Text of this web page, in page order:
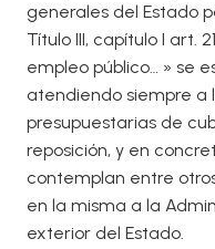
generales del Estado
Título III, capítulo I art.
empleo público… » se
atendiendo siempre a
presupuestarias de
reposición, y en
contemplan entre
en la misma a la
exterior del Estado.